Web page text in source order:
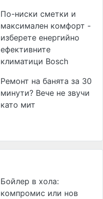
По-ниски сметки и
максимален комфорт -
изберете енергийно
ефективните
климатици Bosch
Ремонт на банята за 30
минути? Вече не звучи
като мит
Бойлер в хола:
компромис или нов